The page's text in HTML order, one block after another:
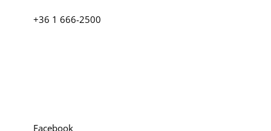
+36 1 666-2500